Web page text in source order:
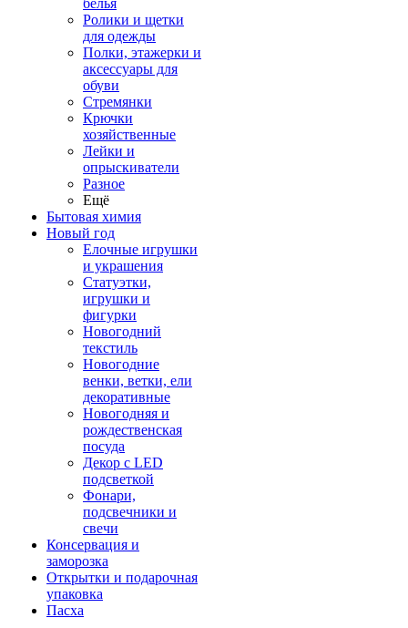
белья
Ролики и щетки
для одежды
Полки, этажерки и
аксессуары для
обуви
Стремянки
Крючки
хозяйственные
Лейки и
опрыскиватели
Разное
Ещё
Бытовая химия
Новый год
Елочные игрушки
и украшения
Статуэтки,
игрушки и
фигурки
Новогодний
текстиль
Новогодние
венки, ветки, ели
декоративные
Новогодняя и
рождественская
посуда
Декор с LED
подсветкой
Фонари,
подсвечники и
свечи
Консервация и
заморозка
Открытки и подарочная
упаковка
Пасха